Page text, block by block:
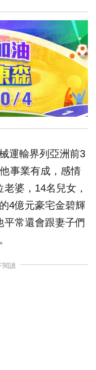
運輸界列亞洲前3
事業有成，感情
婆，14名兒女，
4億元豪宅金碧輝
常還會跟妻子們
閱讀